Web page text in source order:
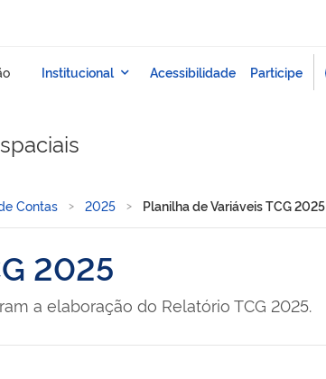
Contas 2025 Planilha de Variáveis TCG 2025
2025
a elaboração do Relatório TCG 2025.